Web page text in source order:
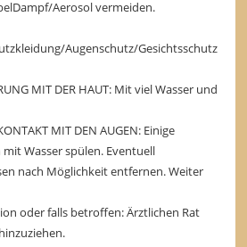
Aerosol vermeiden.
Augenschutz/Gesichtsschutz
MIT DER HAUT: Mit viel Wasser und
MIT DEN AUGEN: Einige
Wasser spülen. Eventuell
nach Möglichkeit entfernen. Weiter
oder falls betroffen: Ärztlichen Rat